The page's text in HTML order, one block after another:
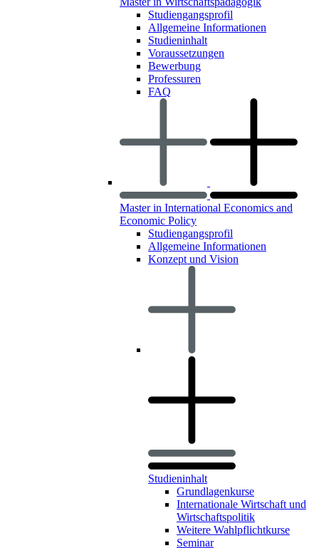
Studiengangsprofil
Allgemeine Informationen
Studieninhalt
Voraussetzungen
Bewerbung
Professuren
FAQ
Master in International Economics and
Economic Policy
Studiengangsprofil
Allgemeine Informationen
Konzept und Vision
Studieninhalt
Grundlagenkurse
Internationale Wirtschaft und
Wirtschaftspolitik
Weitere Wahlpflichtkurse
Seminar